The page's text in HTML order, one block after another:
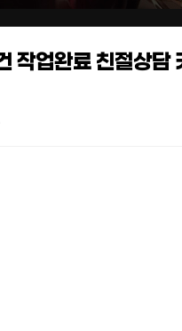
업완료 친절상담